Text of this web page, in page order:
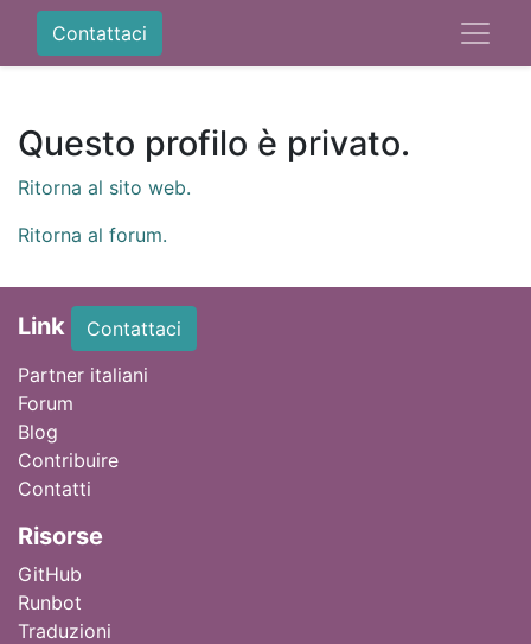
Contattaci
Questo profilo è privato.
Ritorna al sito web.
Ritorna al forum.
Link
Contattaci
Partner italiani
Forum
Blog
Contribuire
Contatti
Risorse
GitHub
Runbot
Traduzioni